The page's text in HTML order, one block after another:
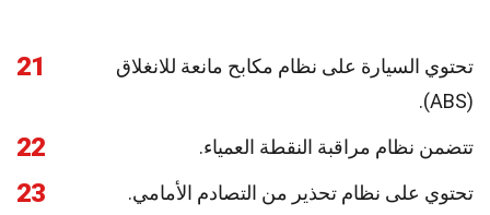
21
تحتوي السيارة على نظام مكابح مانعة للانغلاق
(ABS).
22 تتضمن نظام مراقبة النقطة العمياء.
23 تحتوي على نظام تحذير من التصادم الأمامي.